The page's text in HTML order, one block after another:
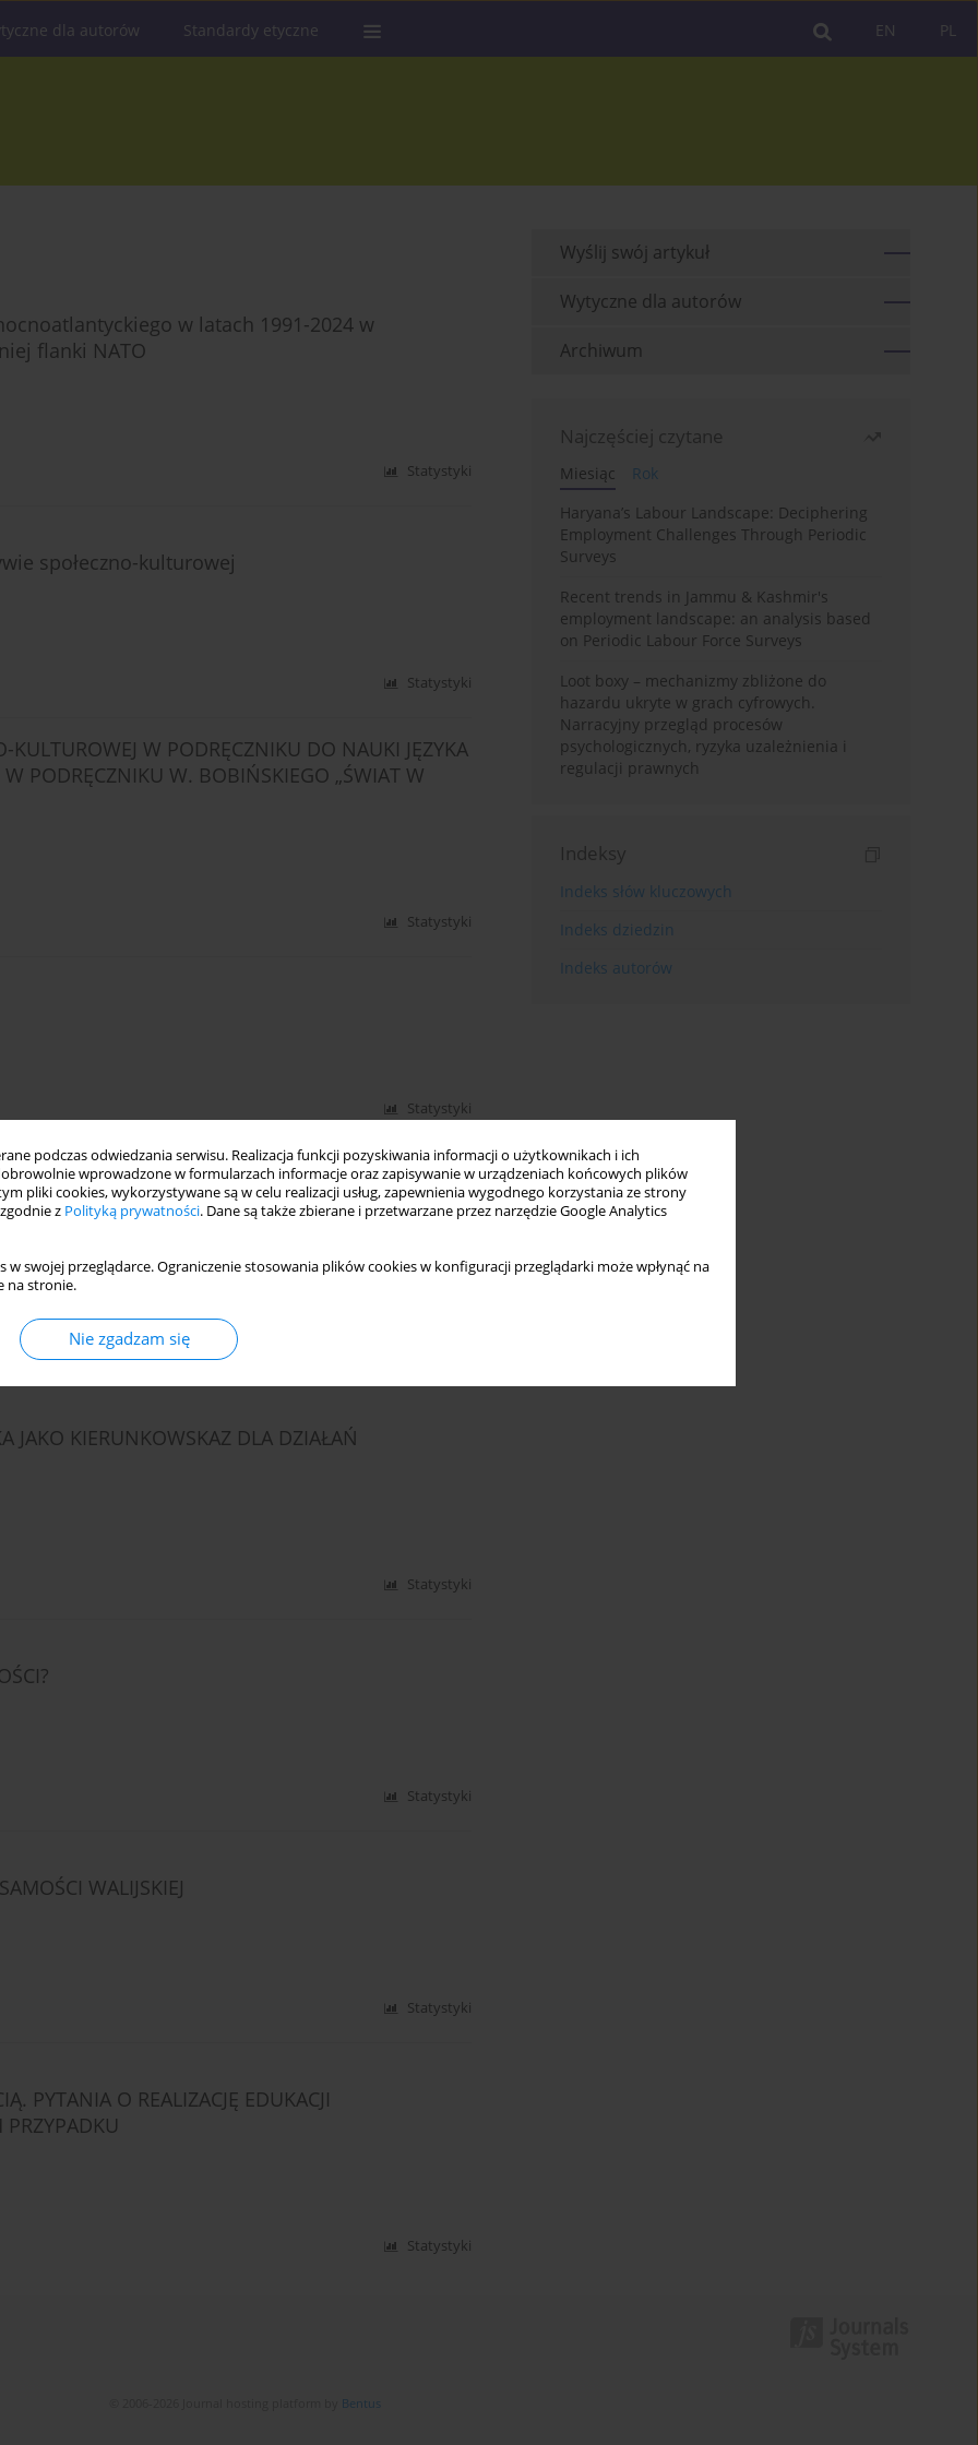
podczas odwiedzania serwisu. Realizacja funkcji pozyskiwania informacji o użytkownikach i ich
wprowadzone w formularzach informacje oraz zapisywanie w urządzeniach końcowych plików
pliki cookies, wykorzystywane są w celu realizacji usług, zapewnienia wygodnego korzystania ze strony
z Polityką prywatności. Dane są także zbierane i przetwarzane przez narzędzie Google Analytics
w swojej przeglądarce. Ograniczenie stosowania plików cookies w konfiguracji przeglądarki może wpłynąć na
na stronie.
Nie zgadzam się
PL
EN
dla autorów Standardy etyczne
w latach 1991-2024 w
flanki NATO
Statystyki
społeczno-kulturowej
Statystyki
KULTUROWEJ W PODRĘCZNIKU DO NAUKI JĘZYKA
PODRĘCZNIKU W. BOBIŃSKIEGO „ŚWIAT W
Statystyki
Statystyki
NA MŁODE POKOLENIA W REFLEKSJI JANA
JAKO KIERUNKOWSKAZ DLA DZIAŁAŃ
Statystyki
Statystyki
WALIJSKIEJ
Statystyki
PYTANIA O REALIZACJĘ EDUKACJI
Statystyki
Wyślij swój artykuł
Wytyczne dla autorów
Archiwum
Najczęściej czytane
Miesiąc
Rok
Haryana’s Labour Landscape: Deciphering
Employment Challenges Through Periodic
Surveys
Recent trends in Jammu & Kashmir's
employment landscape: an analysis based
on Periodic Labour Force Surveys
Loot boxy – mechanizmy zbliżone do
hazardu ukryte w grach cyfrowych.
Narracyjny przegląd procesów
psychologicznych, ryzyka uzależnienia i
regulacji prawnych
Indeksy
Indeks słów kluczowych
Indeks dziedzin
Indeks autorów
Bentus